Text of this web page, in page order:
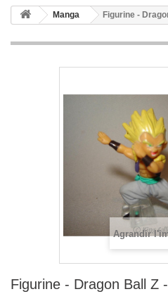
Manga Figurine -
Agrandir
Figurine - Dragon Ball Z